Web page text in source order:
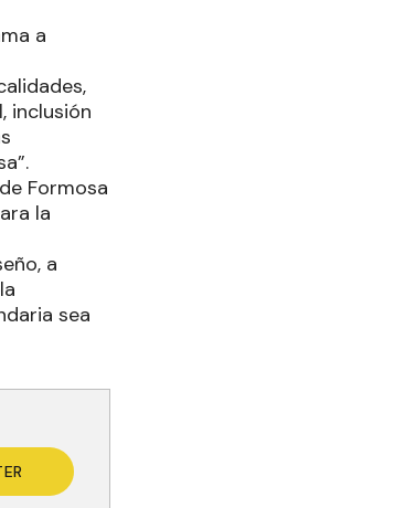
a
inclusión
Formosa
la
a
sea